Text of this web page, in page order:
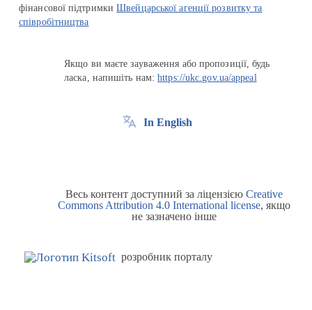
фінансової підтримкиШвейцарської агенції розвитку та
співробітництва
Якщо ви маєте зауваження або пропозиції, будь
ласка, напишіть нам:https://ukc.gov.ua/appeal
In English
Весь контент доступний за ліцензією Creative
Commons Attribution 4.0 International license, якщо
не зазначено інше
розробник порталу